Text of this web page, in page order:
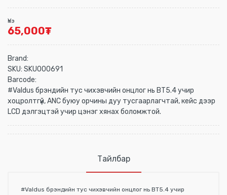
Үнэ
65,000₮
Brand:
SKU: SKU000691
Barcode:
#Valdus брэндийн тус чихэвчийн онцлог нь BT5.4 учир
хоцролтгүй, ANC буюу орчины дуу тусгаарлагчтай, кейс дээр
LCD дэлгэцтэй учир цэнэг хянах боломжтой.
Тайлбар
#Valdus брэндийн тус чихэвчийн онцлог нь BT5.4 учир